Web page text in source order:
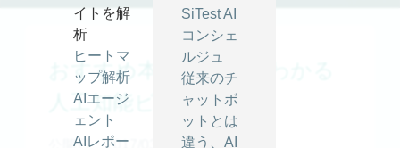
イトを解
析
ヒートマ
ップ解析
AIエージ
ェント
AIレポー
SiTest AI
コンシェ
ルジュ
従来のチ
ャットボ
ットとは
違う、AI
おすすめ本『文系でもわかる
人工知能ビジネス』
公開日：2017/03/31 最終更新日：